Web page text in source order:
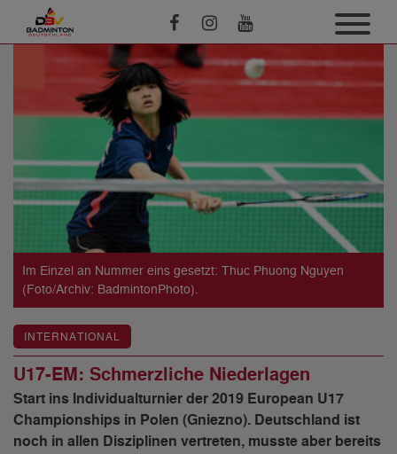
Im Einzel an Nummer eins gesetzt: Thuc Phuong Nguyen
(Foto/Archiv: BadmintonPhoto).
INTERNATIONAL
U17-EM: Schmerzliche Niederlagen
Start ins Individualturnier der 2019 European U17
Championships in Polen (Gniezno). Deutschland ist
noch in allen Disziplinen vertreten, musste aber bereits